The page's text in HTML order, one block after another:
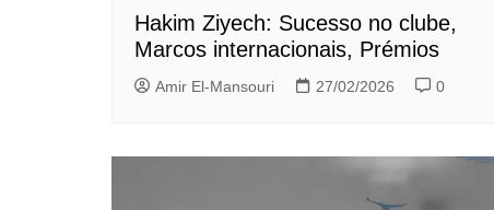
Hakim Ziyech: Sucesso no clube,
Marcos internacionais, Prémios
Amir El-Mansouri 27/02/2026 0